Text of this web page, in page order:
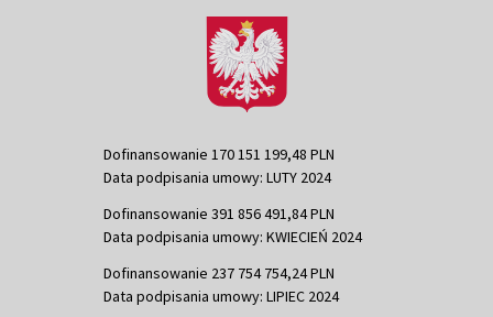
Dofinansowanie 170 151 199,48 PLN
Data podpisania umowy: LUTY 2024
Dofinansowanie 391 856 491,84 PLN
Data podpisania umowy: KWIECIEŃ 2024
Dofinansowanie 237 754 754,24 PLN
Data podpisania umowy: LIPIEC 2024